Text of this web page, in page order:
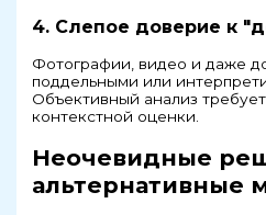
4. Слепое доверие к
Фотографии, видео и даже
поддельными или
Объективный анализ
контекстной оценки.
Неочевидные
альтернативные